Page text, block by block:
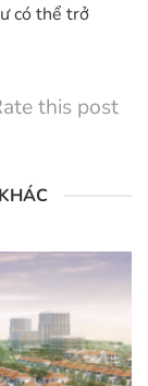
có thể trở
this post